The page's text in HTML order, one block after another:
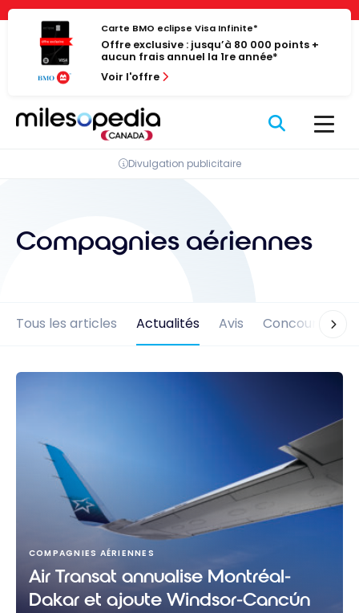
Panneau de gestion des cookies
Passer
contenu
Carte BMO eclipse Visa Infinite*
Offre exclusive : jusqu’à 80 000 points +
aucun frais annuel la 1re année*
Voir l'offre
Divulgation publicitaire
Compagnies aériennes
Tous les articles Actualités Avis Concours
COMPAGNIES AÉRIENNES
Air Transat annualise Montréal-
Dakar et ajoute Windsor-Cancún